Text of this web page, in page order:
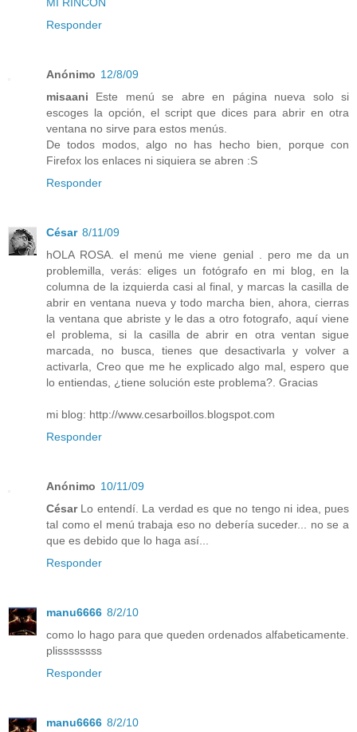
MI RINCÓN
Responder
Anónimo 12/8/09
misaani Este menú se abre en página nueva solo si
escoges la opción, el script que dices para abrir en otra
ventana no sirve para estos menús.
De todos modos, algo no has hecho bien, porque con
Firefox los enlaces ni siquiera se abren :S
Responder
César 8/11/09
hOLA ROSA. el menú me viene genial . pero me da un
problemilla, verás: eliges un fotógrafo en mi blog, en la
columna de la izquierda casi al final, y marcas la casilla de
abrir en ventana nueva y todo marcha bien, ahora, cierras
la ventana que abriste y le das a otro fotografo, aquí viene
el problema, si la casilla de abrir en otra ventan sigue
marcada, no busca, tienes que desactivarla y volver a
activarla, Creo que me he explicado algo mal, espero que
lo entiendas, ¿tiene solución este problema?. Gracias
mi blog: http://www.cesarboillos.blogspot.com
Responder
Anónimo 10/11/09
César Lo entendí. La verdad es que no tengo ni idea, pues
tal como el menú trabaja eso no debería suceder... no se a
que es debido que lo haga así...
Responder
manu6666 8/2/10
como lo hago para que queden ordenados alfabeticamente.
plissssssss
Responder
manu6666 8/2/10